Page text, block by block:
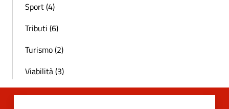
Sport (4)
Tributi (6)
Turismo (2)
Viabilità (3)